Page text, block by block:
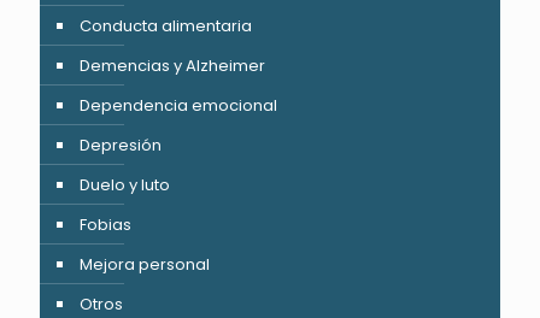
Conducta alimentaria
Demencias y Alzheimer
Dependencia emocional
Depresión
Duelo y luto
Fobias
Mejora personal
Otros